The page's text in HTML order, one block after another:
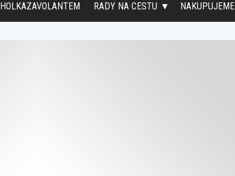
RADY NA CESTU NAKUPUJEME